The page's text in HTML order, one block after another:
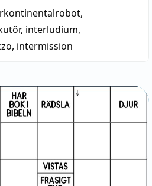
,
, interludium,
, intermission